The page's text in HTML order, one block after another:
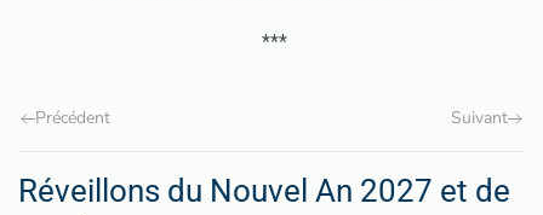
***
Précédent Suivant
Réveillons du Nouvel An 2027 et de